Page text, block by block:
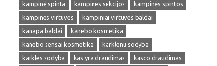
kampinė spinta
kampines sekcijos
kampinės spintos
kampines virtuves
kampiniai virtuves baldai
kanapa baldai
kanebo kosmetika
kanebo sensai kosmetika
karklenu sodyba
karkles sodyba
kas yra draudimas
kasco draudimas